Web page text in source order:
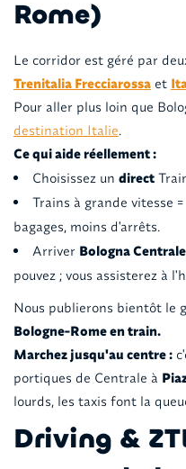
Rome)
Le corridor est géré par
Trenitalia Frecciarossaet
Pour aller plus loin que
destination Italie.
Ce qui aide réellement :
Choisissez un direct
Trains à grande vitesse
bagages, moins d'arrêts.
Arriver Bologna Centrale
pouvez ; vous assisterez à
Nous publierons bientôt le
Bologne-Rome en train.
Marchez jusqu'au centre :
portiques de Centrale à
lourds, les taxis font la
Driving &